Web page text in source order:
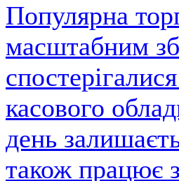
Популярна
масштабним
касового
день
також працює